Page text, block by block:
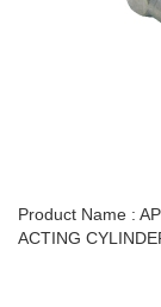
Product Name :
ACTING